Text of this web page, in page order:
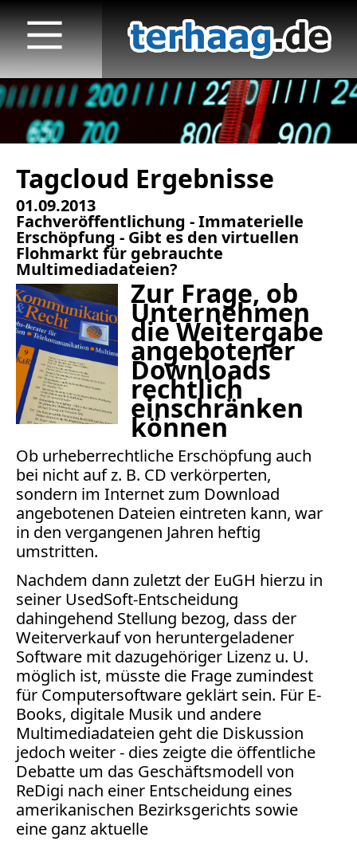
Tagcloud Ergebnisse
01.09.2013
Fachveröffentlichung - Immaterielle
Erschöpfung - Gibt es den virtuellen
Flohmarkt für gebrauchte
Multimediadateien?
Zur Frage, ob
Unternehmen
die Weitergabe
angebotener
Downloads
rechtlich
einschränken
können
Ob urheberrechtliche Erschöpfung auch
bei nicht auf z. B. CD verkörperten,
sondern im Internet zum Download
angebotenen Dateien eintreten kann, war
in den vergangenen Jahren heftig
umstritten.
Nachdem dann zuletzt der EuGH hierzu in
seiner UsedSoft-Entscheidung
dahingehend Stellung bezog, dass der
Weiterverkauf von heruntergeladener
Software mit dazugehöriger Lizenz u. U.
möglich ist, müsste die Frage zumindest
für Computersoftware geklärt sein. Für E-
Books, digitale Musik und andere
Multimediadateien geht die Diskussion
jedoch weiter - dies zeigte die öffentliche
Debatte um das Geschäftsmodell von
ReDigi nach einer Entscheidung eines
amerikanischen Bezirksgerichts sowie
eine ganz aktuelle
Startseite
Veröffentlichungen
TV
Radio
print & online
Bücher
Vita
Datenschutz
AGB
Abmahnung
Aktuelle
Stunde
BGH
Beleidigung
Datenschutz
Ebay
Facebook
Fotorecht
Google
Haftung
Influencer
Instagram
Internetrecht